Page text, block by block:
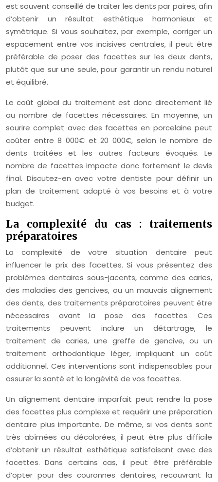
est souvent conseillé de traiter les dents par paires, afin
d’obtenir un résultat esthétique harmonieux et
symétrique. Si vous souhaitez, par exemple, corriger un
espacement entre vos incisives centrales, il peut être
préférable de poser des facettes sur les deux dents,
plutôt que sur une seule, pour garantir un rendu naturel
et équilibré.
Le coût global du traitement est donc directement lié
au nombre de facettes nécessaires. En moyenne, un
sourire complet avec des facettes en porcelaine peut
coûter entre 8 000€ et 20 000€, selon le nombre de
dents traitées et les autres facteurs évoqués. Le
nombre de facettes impacte donc fortement le devis
final. Discutez-en avec votre dentiste pour définir un
plan de traitement adapté à vos besoins et à votre
budget.
La complexité du cas : traitements
préparatoires
La complexité de votre situation dentaire peut
influencer le prix des facettes. Si vous présentez des
problèmes dentaires sous-jacents, comme des caries,
des maladies des gencives, ou un mauvais alignement
des dents, des traitements préparatoires peuvent être
nécessaires avant la pose des facettes. Ces
traitements peuvent inclure un détartrage, le
traitement de caries, une greffe de gencive, ou un
traitement orthodontique léger, impliquant un coût
additionnel. Ces interventions sont indispensables pour
assurer la santé et la longévité de vos facettes.
Un alignement dentaire imparfait peut rendre la pose
des facettes plus complexe et requérir une préparation
dentaire plus importante. De même, si vos dents sont
très abîmées ou décolorées, il peut être plus difficile
d’obtenir un résultat esthétique satisfaisant avec des
facettes. Dans certains cas, il peut être préférable
d’opter pour des couronnes dentaires, recouvrant la